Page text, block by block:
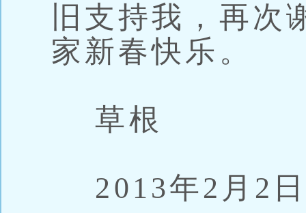
旧支持我，再次
家新春快乐。
草根
2013年2月2